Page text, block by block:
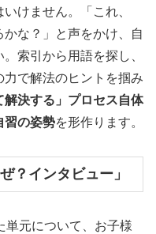
けません。「これ、
かな？」と声をかけ、自
索引から用語を探し、
で解法のヒントを掴み
解決する」プロセス自体
習の姿勢を形作ります。
？インタビュー」
単元について、お子様